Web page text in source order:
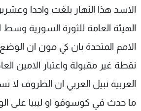
الاسد هذا النهار بلغت واحدا
الهيئة العامة للثورة السورية وسط
الامم المتحدة بان كي مون ان
نقطة غير مقبولة واعتبار الامين
العربية نبيل العربي ان الظروف لا
ما حدث في كوسوفو او ليبيا على